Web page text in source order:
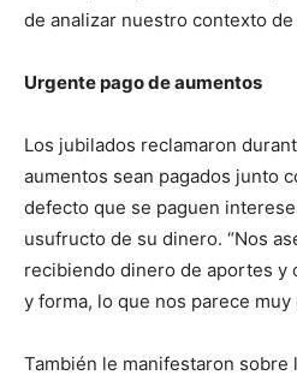
de analizar nuestro contexto de
Urgente pago de aumentos
Los jubilados reclamaron
aumentos sean pagados junto
defecto que se paguen
usufructo de su dinero. “Nos
recibiendo dinero de aportes y
y forma, lo que nos parece muy
También le manifestaron sobre